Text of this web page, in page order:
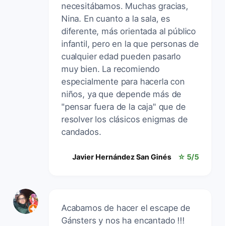
necesitábamos. Muchas gracias,
Nina. En cuanto a la sala, es
diferente, más orientada al público
infantil, pero en la que personas de
cualquier edad pueden pasarlo
muy bien. La recomiendo
especialmente para hacerla con
niños, ya que depende más de
"pensar fuera de la caja" que de
resolver los clásicos enigmas de
candados.
Javier Hernández San Ginés ☆ 5/5
Acabamos de hacer el escape de
Gánsters y nos ha encantado !!!